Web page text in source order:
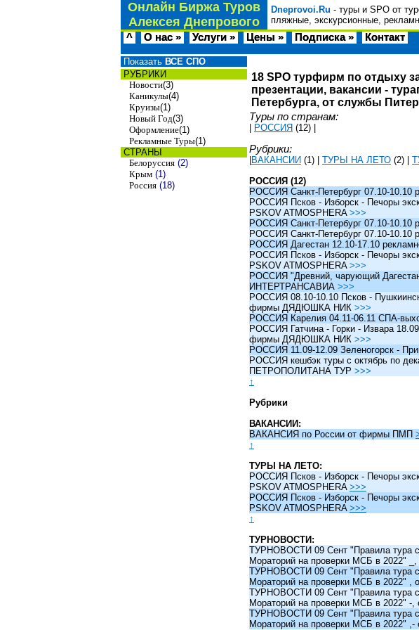
Онлайн Биржа Туров
Алексея Днепрового
Dneprovoi.Ru - туры и SPO от
пляжные, экскурсионные,
^ О нас » Услуги » Цены » Подписка » Контакт
Показать ВСЕ СПО
РУБРИКИ
Новости(3)
Каникулы(4)
Круизы(1)
Новый Год(3)
Оформление(1)
Рекламные Туры(1)
СТРАНЫ
Белоруссия (2)
Крым (1)
Россия (18)
18 SPO турфирм по отдыху
презентации, вакансии -
Петербурга, от службы
Туры по странам:
РОССИЯ (12)
Рубрики:
ВАКАНСИИ (1) ТУРЫ НА ЛЕТО (2)
РОССИЯ (12)
РОССИЯ Санкт-Петербург 07.10-
РОССИЯ Псков - Изборск - Печоры
PSKOV ATMOSPHERA >>>
РОССИЯ Санкт-Петербург 07.10-
РОССИЯ Санкт-Петербург 07.10-
РОССИЯ Дагестан 12.10-17.10
РОССИЯ Псков - Изборск - Печоры
PSKOV ATMOSPHERA >>>
РОССИЯ "Древний, чарующий
ИНТЕРТРАНСАВИА >>>
РОССИЯ 08.10-10.10 Псков -
фирмы ДЯДЮШКА НИК >>>
РОССИЯ Карелия 04.11-06.11 СПА-
РОССИЯ Гатчина - Горки - Извара
фирмы ДЯДЮШКА НИК >>>
РОССИЯ 11.09-12.09 Зеленогорск -
РОССИЯ кешбэк туры c октябрь по
ПЕТРОПОЛИТАНА ТУР >>>
↑
Рубрики
ВАКАНСИИ:
ВАКАНСИЯ по России от фирмы ПМП
↑
ТУРЫ НА ЛЕТО:
РОССИЯ Псков - Изборск - Печоры
PSKOV ATMOSPHERA >>>
РОССИЯ Псков - Изборск - Печоры
PSKOV ATMOSPHERA >>>
↑
ТУРНОВОСТИ:
ТУРНОВОСТИ 09 Сент "Правила тура
Мораторий на проверки МСБ в 2022"
ТУРНОВОСТИ 09 Сент "Правила тура
Мораторий на проверки МСБ в 2022"
ТУРНОВОСТИ 09 Сент "Правила тура
Мораторий на проверки МСБ в 2022"
ТУРНОВОСТИ 09 Сент "Правила тура
Мораторий на проверки МСБ в 2022"